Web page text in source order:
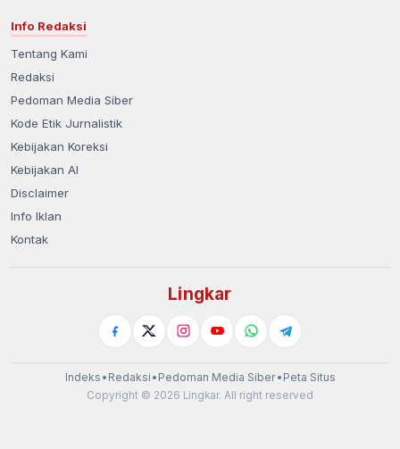
Info Redaksi
Tentang Kami
Redaksi
Pedoman Media Siber
Kode Etik Jurnalistik
Kebijakan Koreksi
Kebijakan AI
Disclaimer
Info Iklan
Kontak
Lingkar
Indeks • Redaksi • Pedoman Media Siber• Peta Situs
Copyright © 2026 Lingkar. All right reserved